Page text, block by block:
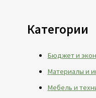
Категории
Бюджет и
Материалы и
Мебель и